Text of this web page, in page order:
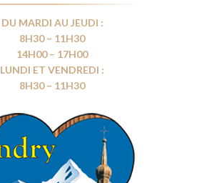
DU MARDI AU JEUDI :
8H30 – 11H30
14H00 – 17H00
LUNDI ET VENDREDI :
8H30 – 11H30